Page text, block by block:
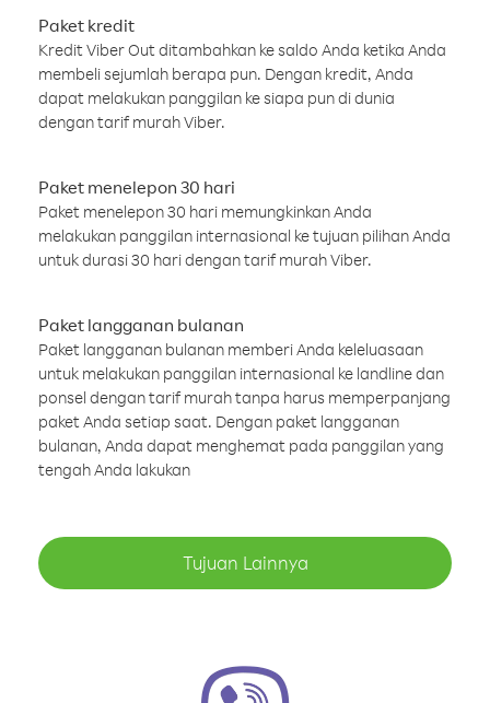
Paket kredit
Kredit Viber Out ditambahkan ke saldo Anda ketika Anda
membeli sejumlah berapa pun. Dengan kredit, Anda
dapat melakukan panggilan ke siapa pun di dunia
dengan tarif murah Viber.
Paket menelepon 30 hari
Paket menelepon 30 hari memungkinkan Anda
melakukan panggilan internasional ke tujuan pilihan Anda
untuk durasi 30 hari dengan tarif murah Viber.
Paket langganan bulanan
Paket langganan bulanan memberi Anda keleluasaan
untuk melakukan panggilan internasional ke landline dan
ponsel dengan tarif murah tanpa harus memperpanjang
paket Anda setiap saat. Dengan paket langganan
bulanan, Anda dapat menghemat pada panggilan yang
tengah Anda lakukan
Tujuan Lainnya